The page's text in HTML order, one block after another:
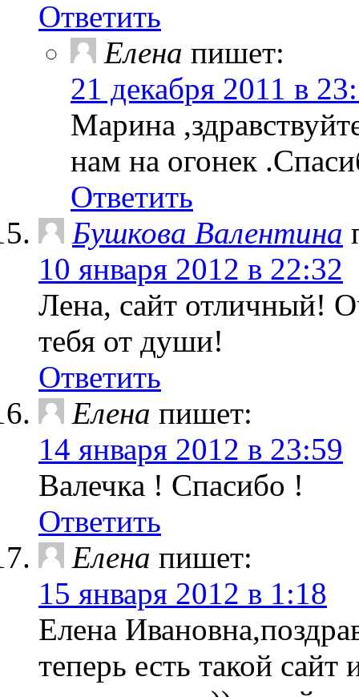
Ответить
Елена пишет:
21 декабря 2011 в
Марина
нам на огонек
Ответить
Бушкова Валентина
10 января 2012 в 22:32
Лена, сайт отличный!
тебя от души!
Ответить
Елена пишет:
14 января 2012 в 23:59
Валечка ! Спасибо !
Ответить
Елена пишет:
15 января 2012 в 1:18
Елена
теперь есть такой